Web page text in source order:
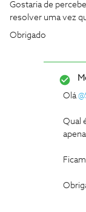
Gostaria de
resolver uma vez
Obrigado
Olá
Qual